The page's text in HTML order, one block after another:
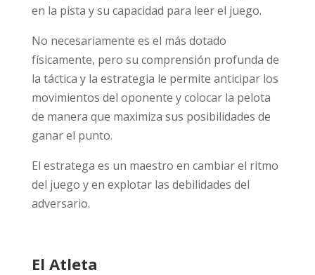
en la pista y su capacidad para leer el juego.
No necesariamente es el más dotado
físicamente, pero su comprensión profunda de
la táctica y la estrategia le permite anticipar los
movimientos del oponente y colocar la pelota
de manera que maximiza sus posibilidades de
ganar el punto.
El estratega es un maestro en cambiar el ritmo
del juego y en explotar las debilidades del
adversario.
El Atleta